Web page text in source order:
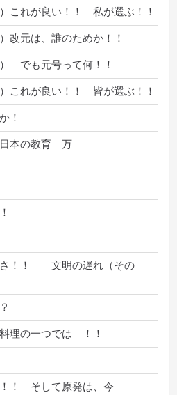
これが良い！！ 私が選ぶ！！
）改元は、誰のためか！！
でも元号って何！！
これが良い！！ 皆が選ぶ！！
！
の教育 万
？
語 ！！
さ！！ 文明の遅れ（その
？
料理の一つでは ！！
！ そして原発は、今